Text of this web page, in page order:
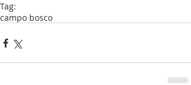
Tag:
campo bosco